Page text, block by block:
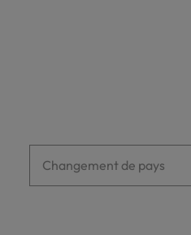
Changement de pays